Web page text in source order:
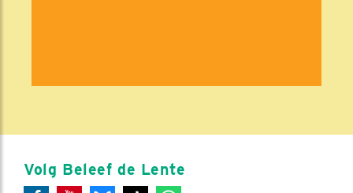
Volg Beleef de Lente